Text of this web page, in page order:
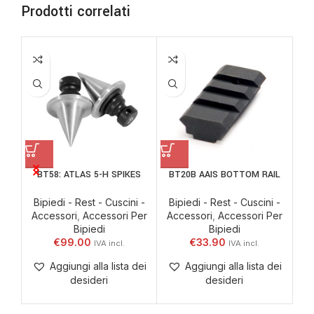
Prodotti correlati
BT58: ATLAS 5-H SPIKES
Bipiedi - Rest - Cuscini -
Accessori Accessori Per
Bipiedi
€99.00
Aggiungi alla lista dei
desideri
BT20B AAIS BOTTOM RAIL
Bipiedi - Rest - Cuscini -
Accessori Accessori Per
Bipiedi
€33.90
Aggiungi alla lista dei
desideri